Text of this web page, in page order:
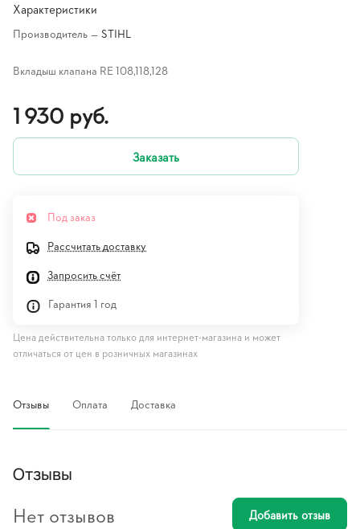
Характеристики
Производитель — STIHL
Вкладыш клапана RE 108,118,128
1 930 руб.
Заказать
Под заказ
Рассчитать доставку
Запросить счёт
Гарантия 1 год
Цена действительна только для интернет-магазина и может
отличаться от цен в розничных магазинах
Отзывы Оплата Доставка
Отзывы
Нет отзывов Добавить отзыв